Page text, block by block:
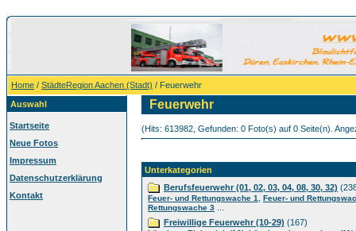
Home / StädteRegion Aachen (Stadt) / Feuerwehr
Auswahl
Startseite
Neue Fotos
Impressum
Datenschutzerklärung
Kontakt
Feuerwehr
(Hits: 613982, Gefunden: 0 Foto(s) auf 0 Seite(n).
Unterkategorien
Berufsfeuerwehr (01, 02, 03, 04, 08, 30, 32)
Feuer- und Rettungswache 1
Feuer- und
Rettungswache 3
Freiwillige Feuerwehr (10-29) (167)